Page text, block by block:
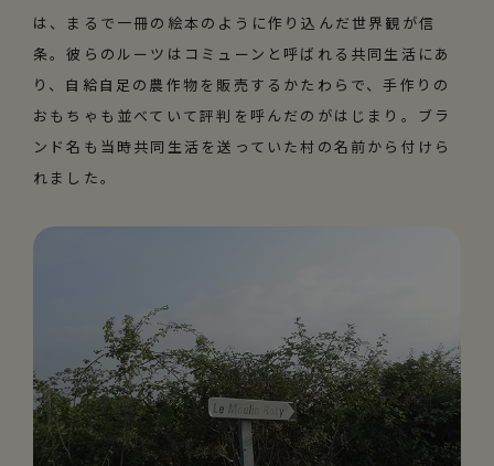
は、まるで一冊の絵本のように作り込んだ世界観が信
条。彼らのルーツはコミューンと呼ばれる共同生活にあ
り、自給自足の農作物を販売するかたわらで、手作りの
おもちゃも並べていて評判を呼んだのがはじまり。ブラ
ンド名も当時共同生活を送っていた村の名前から付けら
れました。